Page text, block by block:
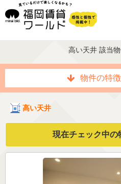
高い天井 該当
物件の特
高い天井
現在チェック中の